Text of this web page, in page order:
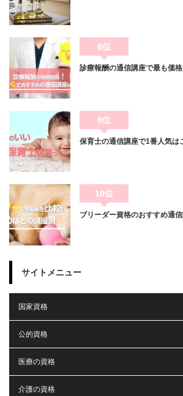
8位
診療報酬の通信講座で最も価格
9位
保育士の通信講座で1番人気は
10位
ブリーダー資格のおすすめ通
サイトメニュー
国家資格
公的資格
医療の資格
介護の資格